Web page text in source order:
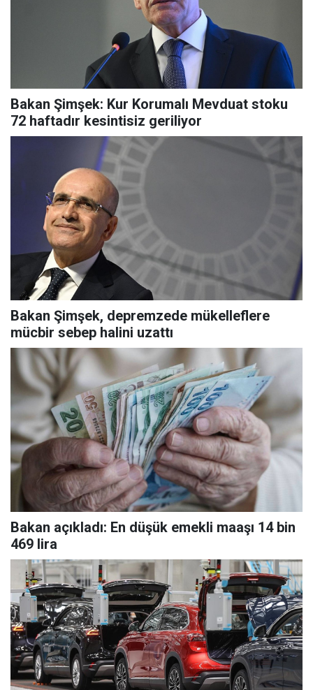
Bakan Şimşek: Kur Korumalı Mevduat stoku
72 haftadır kesintisiz geriliyor
Bakan Şimşek, depremzede mükelleflere
mücbir sebep halini uzattı
Bakan açıkladı: En düşük emekli maaşı 14 bin
469 lira